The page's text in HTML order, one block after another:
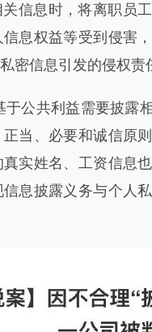
信息时，将离职员
息权益等受到侵害
密信息引发的侵权责
公共利益需要披露
当、必要和诚信原
实姓名、工资信息
息披露义务与个人